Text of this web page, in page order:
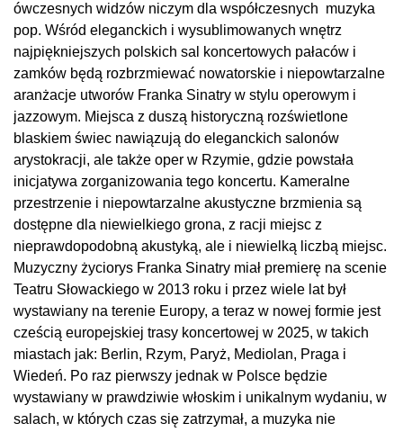
ówczesnych widzów niczym dla współczesnych muzyka
pop. Wśród eleganckich i wysublimowanych wnętrz
najpiękniejszych polskich sal koncertowych pałaców i
zamków będą rozbrzmiewać nowatorskie i niepowtarzalne
aranżacje utworów Franka Sinatry w stylu operowym i
jazzowym. Miejsca z duszą historyczną rozświetlone
blaskiem świec nawiązują do eleganckich salonów
arystokracji, ale także oper w Rzymie, gdzie powstała
inicjatywa zorganizowania tego koncertu. Kameralne
przestrzenie i niepowtarzalne akustyczne brzmienia są
dostępne dla niewielkiego grona, z racji miejsc z
nieprawdopodobną akustyką, ale i niewielką liczbą miejsc.
Muzyczny życiorys Franka Sinatry miał premierę na scenie
Teatru Słowackiego w 2013 roku i przez wiele lat był
wystawiany na terenie Europy, a teraz w nowej formie jest
cześcią europejskiej trasy koncertowej w 2025, w takich
miastach jak: Berlin, Rzym, Paryż, Mediolan, Praga i
Wiedeń. Po raz pierwszy jednak w Polsce będzie
wystawiany w prawdziwie włoskim i unikalnym wydaniu, w
salach, w których czas się zatrzymał, a muzyka nie